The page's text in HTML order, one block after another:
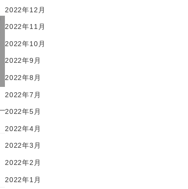
2022年12月
2022年11月
2022年10月
2022年9月
2022年8月
2022年7月
2022年5月
2022年4月
2022年3月
2022年2月
2022年1月